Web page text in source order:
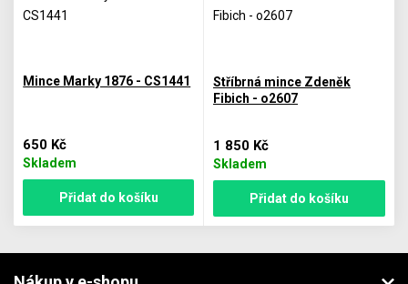
Mince Marky 1876 - CS1441
650 Kč
Skladem
Přidat do košíku
Stříbrná mince Zdeněk
Fibich - o2607
1 850 Kč
Skladem
Přidat do košíku